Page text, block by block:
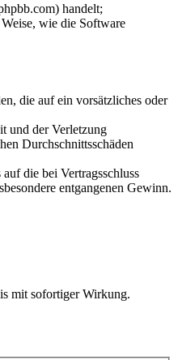
handelt;
wie die Software
die auf ein vorsätzliches oder
und der Verletzung
Durchschnittsschäden
die bei Vertragsschluss
entgangenen Gewinn.
mit sofortiger Wirkung.